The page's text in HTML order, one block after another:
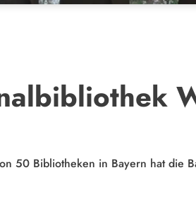
50 Bibliotheken in Bayern hat die